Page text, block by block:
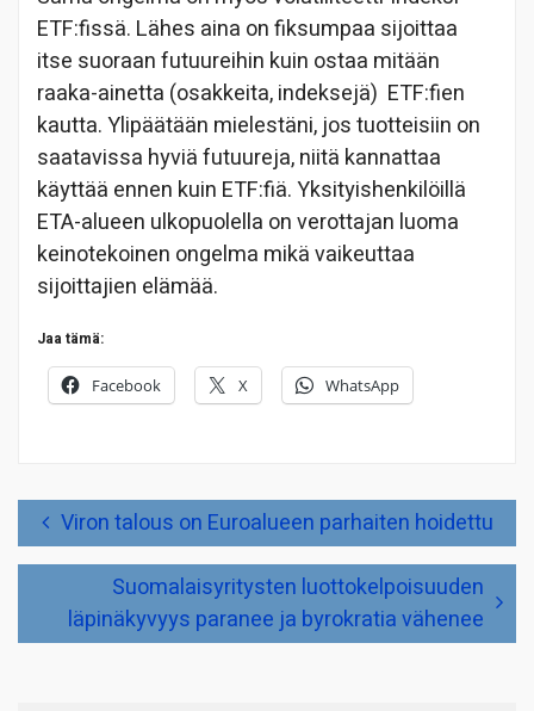
ETF:fissä. Lähes aina on fiksumpaa sijoittaa
itse suoraan futuureihin kuin ostaa mitään
raaka-ainetta (osakkeita, indeksejä) ETF:fien
kautta. Ylipäätään mielestäni, jos tuotteisiin on
saatavissa hyviä futuureja, niitä kannattaa
käyttää ennen kuin ETF:fiä. Yksityishenkilöillä
ETA-alueen ulkopuolella on verottajan luoma
keinotekoinen ongelma mikä vaikeuttaa
sijoittajien elämää.
Jaa tämä:
Facebook X WhatsApp
Artikkelien
selausViron talous on Euroalueen parhaiten hoidettu
Suomalaisyritysten luottokelpoisuuden
läpinäkyvyys paranee ja byrokratia vähenee